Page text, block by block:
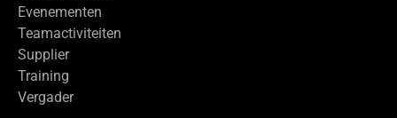
Evenementen
Teamactiviteiten
Supplier
Training
Vergader